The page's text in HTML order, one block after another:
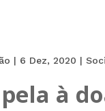
| 6 Dez, 2020 |
à